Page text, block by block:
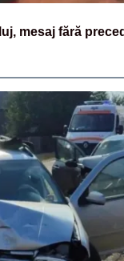
mesaj fără